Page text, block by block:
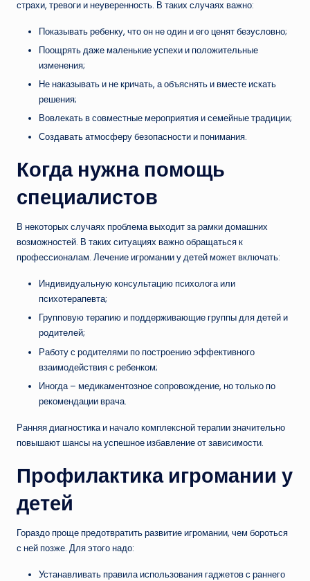
страхи, тревоги и неуверенность. В таких случаях важно:
Показывать ребенку, что он не один и его ценят безусловно;
Поощрять даже маленькие успехи и положительные
изменения;
Не наказывать и не кричать, а объяснять и вместе искать
решения;
Вовлекать в совместные мероприятия и семейные традиции;
Создавать атмосферу безопасности и понимания.
Когда нужна помощь
специалистов
В некоторых случаях проблема выходит за рамки домашних
возможностей. В таких ситуациях важно обращаться к
профессионалам. Лечение игромании у детей может включать:
Индивидуальную консультацию психолога или
психотерапевта;
Групповую терапию и поддерживающие группы для детей и
родителей;
Работу с родителями по построению эффективного
взаимодействия с ребенком;
Иногда – медикаментозное сопровождение, но только по
рекомендации врача.
Ранняя диагностика и начало комплексной терапии значительно
повышают шансы на успешное избавление от зависимости.
Профилактика игромании у
детей
Гораздо проще предотвратить развитие игромании, чем бороться
с ней позже. Для этого надо:
Устанавливать правила использования гаджетов с раннего